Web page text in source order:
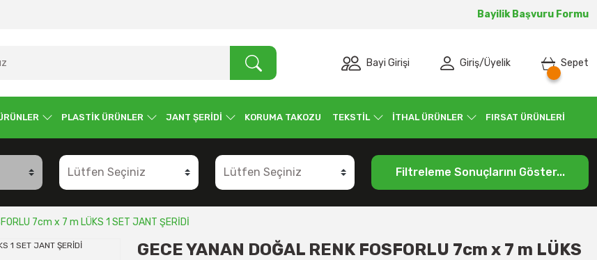
Bayilik Başvuru Formu
Bayi Girişi Giriş/Üyelik Sepet
PLASTİK ÜRÜNLER JANT ŞERİDİ KORUMA TAKOZU TEKSTİL İTHAL ÜRÜNLER FIRSAT ÜRÜNLERİ
Filtreleme Sonuçlarını Göster...
7cm x 7 m LÜKS 1 SET JANT ŞERİDİ
GECE YANAN DOĞAL RENK FOSFORLU 7cm x 7 m LÜKS